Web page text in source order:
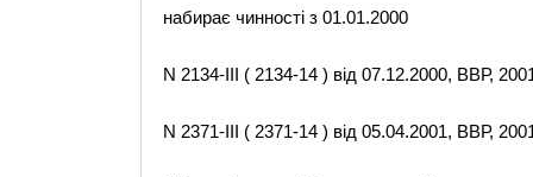
набирає чинності з 01.01.2000
N 2134-III ( 2134-14 ) від 07.12.2000, ВВР,
N 2371-III ( 2371-14 ) від 05.04.2001, ВВР,